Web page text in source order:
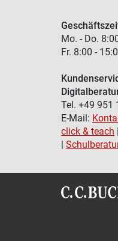
Mo. - Do.
Fr. 8:00 -
Tel. +49 951
E-Mail:
click & teach |
|